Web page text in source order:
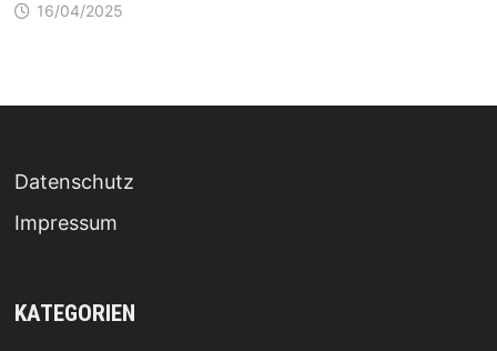
16/04/2025
Datenschutz
Impressum
KATEGORIEN